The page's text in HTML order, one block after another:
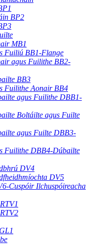
BP2
MB1
Fuiliú BB1-Flange
agus Fuilithe BB2-
BB3
Fuilithe Aonair BB4
agus Fuilithe DBB1-
Boltáilte agus Fuilte
agus Fuilte DBB3-
Fuilithe DBB4-Dúbailte
DV4
DV5
Cuspóir Ilchuspóireacha